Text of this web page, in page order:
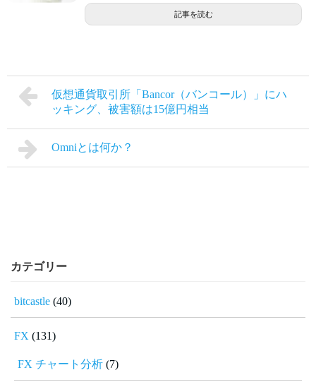
記事を読む
仮想通貨取引所「Bancor（バンコール）」にハ
ッキング、被害額は15億円相当
Omniとは何か？
カテゴリー
bitcastle (40)
FX (131)
FX チャート分析 (7)